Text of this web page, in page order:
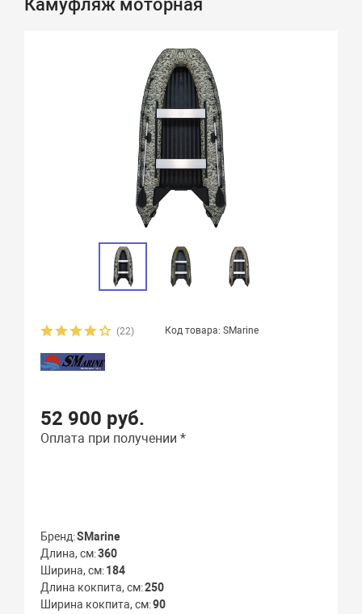
(22) Код товара: SMarine
52 900 руб.
Оплата при получении *
Бренд SMarine
Длина, см 360
Ширина, см 184
Длина кокпита, см 250
Ширина кокпита, см 90